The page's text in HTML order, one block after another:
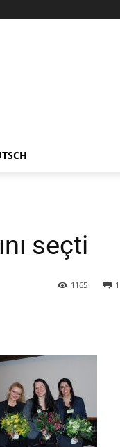
seçti
1
1165